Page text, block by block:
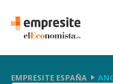
EMPRESITE ESPAÑA